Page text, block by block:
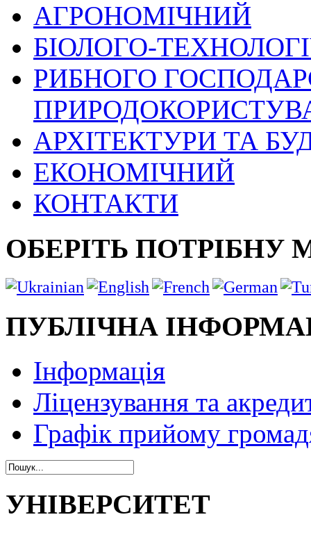
АГРОНОМІЧНИЙ
БІОЛОГО-
РИБНОГО
АРХІТЕКТУРИ ТА
ЕКОНОМІЧНИЙ
КОНТАКТИ
ОБЕРІТЬ ПОТРІБНУ
ПУБЛІЧНА
Інформація
Ліцензування та
Графік прийому
УНІВЕРСИТЕТ